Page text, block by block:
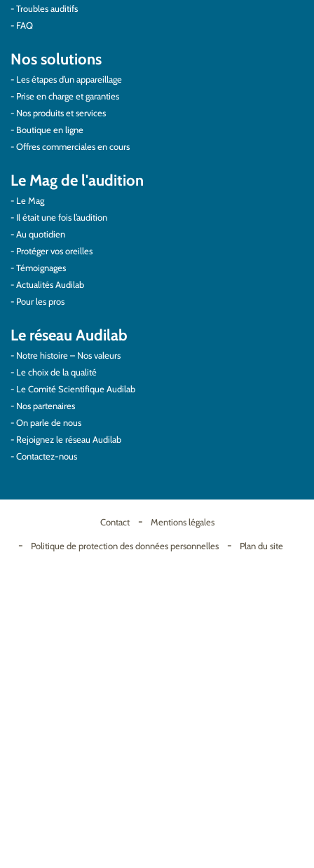
Troubles auditifs
FAQ
Nos solutions
Les étapes d’un appareillage
Prise en charge et garanties
Nos produits et services
Boutique en ligne
Offres commerciales en cours
Le Mag de l'audition
Le Mag
Il était une fois l’audition
Au quotidien
Protéger vos oreilles
Témoignages
Actualités Audilab
Pour les pros
Le réseau Audilab
Notre histoire – Nos valeurs
Le choix de la qualité
Le Comité Scientifique Audilab
Nos partenaires
On parle de nous
Rejoignez le réseau Audilab
Contactez-nous
Contact Mentions légales
Politique de protection des données personnelles Plan du site